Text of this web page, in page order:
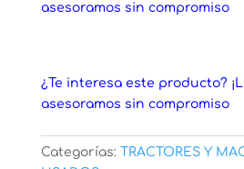
asesoramos sin compromiso
¿Te interesa este producto?
asesoramos sin compromiso
Categorías: TRACTORES Y